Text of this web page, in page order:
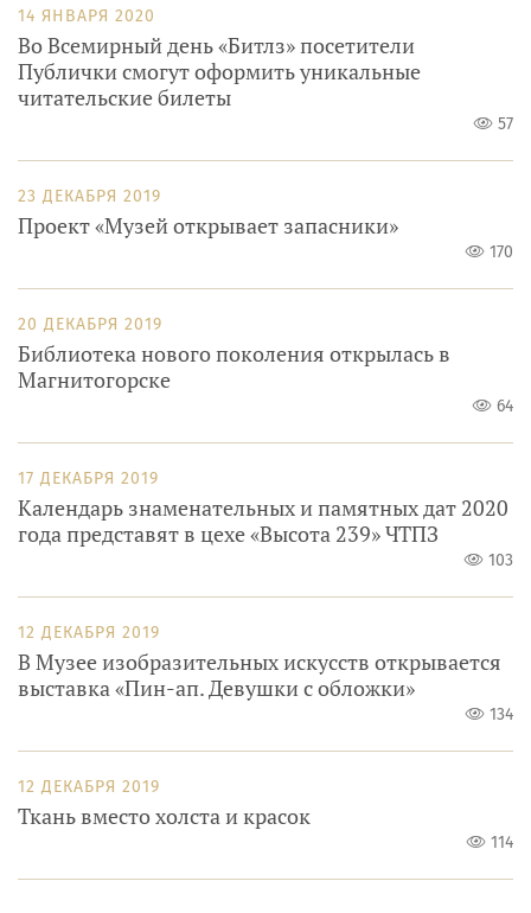
14 ЯНВАРЯ 2020
Во Всемирный день «Битлз» посетители
Публички смогут оформить уникальные
читательские билеты
57
23 ДЕКАБРЯ 2019
Проект «Музей открывает запасники»
170
20 ДЕКАБРЯ 2019
Библиотека нового поколения открылась в
Магнитогорске
64
17 ДЕКАБРЯ 2019
Календарь знаменательных и памятных дат 2020
года представят в цехе «Высота 239» ЧТПЗ
103
12 ДЕКАБРЯ 2019
В Музее изобразительных искусств открывается
выставка «Пин-ап. Девушки с обложки»
134
12 ДЕКАБРЯ 2019
Ткань вместо холста и красок
114